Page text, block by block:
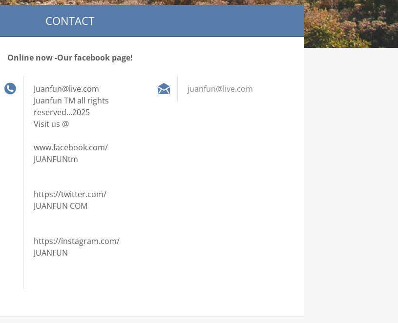
CONTACT
Online now -Our facebook page!
Juanfun@live.com
Juanfun TM all rights
reserved...2025
Visit us @
www.facebook.com/
JUANFUNtm
https://twitter.com/
JUANFUN COM
https://instagram.com/
JUANFUN
juanfun@live.com